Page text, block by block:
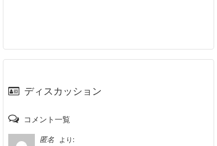
ディスカッション
コメント一覧
匿名
より: